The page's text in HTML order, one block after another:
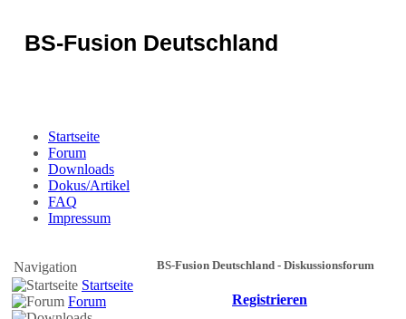
BS-Fusion Deutschland
Startseite
Forum
Downloads
Dokus/Artikel
FAQ
Impressum
Navigation
Startseite
Forum
BS-Fusion Deutschland - Diskussionsforum
Registrieren